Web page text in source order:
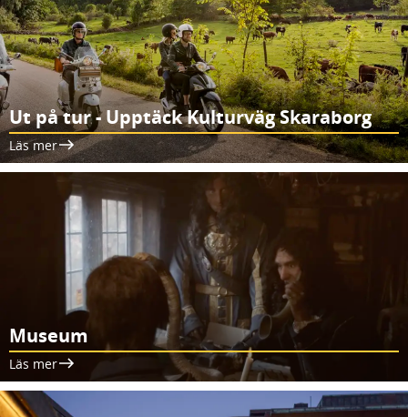
Ut på tur - Upptäck Kulturväg Skaraborg
Läs mer
Museum
Läs mer